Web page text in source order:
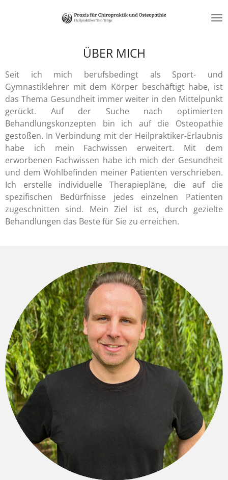
ÜBER MICH
Seit ich mich berufsbedingt als Sport- und
Gymnastiklehrer mit dem Körper beschäftigt habe, ist
das Thema Gesundheit immer weiter in den Mittelpunkt
gerückt. Auf der Suche nach optimierten
Behandlungskonzepten bin ich auf die Osteopathie
gestoßen. In Verbindung mit der Heilpraktiker-Erlaubnis
habe ich mein Fachwissen erweitert. Mit dem
erworbenen Fachwissen habe ich mich der Gesundheit
und dem Wohlbefinden meiner Patienten verschrieben.
Ich erstelle individuelle Therapiepläne, die auf die
spezifischen Bedürfnisse jedes einzelnen Patienten
zugeschnitten sind. Mein Ziel ist es, durch gezielte
Behandlungen das Beste für Sie zu erreichen.